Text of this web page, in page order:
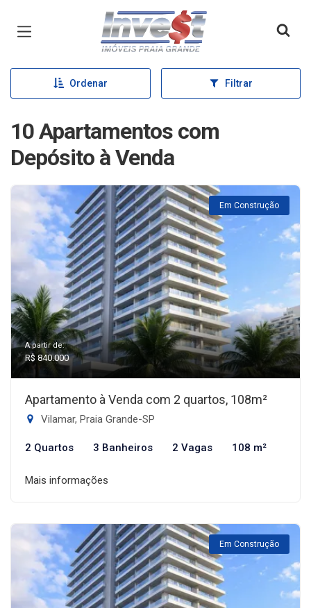
Página inicial
Ordenar Filtrar
10 Apartamentos com
Depósito à Venda
Em Construção
A partir de:
R$ 840.000
Apartamento à Venda com 2 quartos, 108m²
Vilamar, Praia Grande-SP
2 Quartos 3 Banheiros 2 Vagas 108 m²
Mais informações
Em Construção